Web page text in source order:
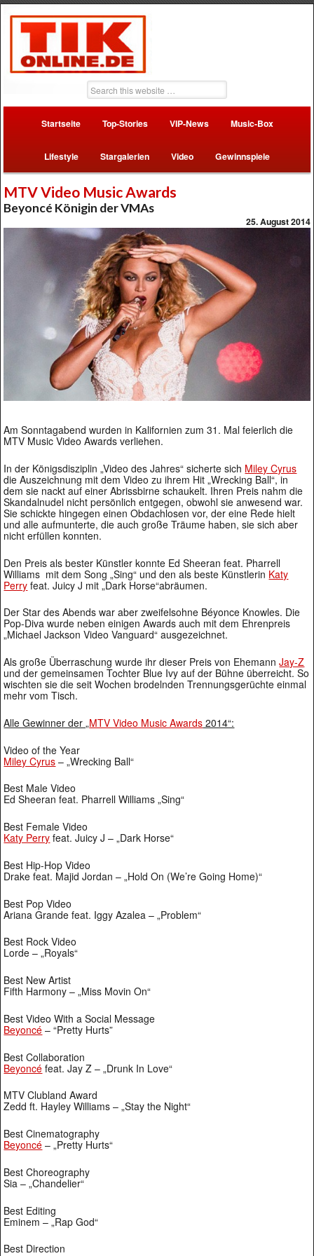
Startseite Top-Stories VIP-News Music-Box
Lifestyle Stargalerien Video Gewinnspiele
MTV Video Music Awards
Beyoncé Königin der VMAs
25. August 2014
Am Sonntagabend wurden in Kalifornien zum 31. Mal feierlich die
MTV Music Video Awards verliehen.
In der Königsdisziplin „Video des Jahres“ sicherte sich Miley Cyrus
die Auszeichnung mit dem Video zu ihrem Hit „Wrecking Ball“, in
dem sie nackt auf einer Abrissbirne schaukelt. Ihren Preis nahm die
Skandalnudel nicht persönlich entgegen, obwohl sie anwesend war.
Sie schickte hingegen einen Obdachlosen vor, der eine Rede hielt
und alle aufmunterte, die auch große Träume haben, sie sich aber
nicht erfüllen konnten.
Den Preis als bester Künstler konnte Ed Sheeran feat. Pharrell
Williams mit dem Song „Sing“ und den als beste Künstlerin Katy
Perry feat. Juicy J mit „Dark Horse“abräumen.
Der Star des Abends war aber zweifelsohne Béyonce Knowles. Die
Pop-Diva wurde neben einigen Awards auch mit dem Ehrenpreis
„Michael Jackson Video Vanguard“ ausgezeichnet.
Als große Überraschung wurde ihr dieser Preis von EhemannJay-Z
und der gemeinsamen Tochter Blue Ivy auf der Bühne überreicht. So
wischten sie die seit Wochen brodelnden Trennungsgerüchte einmal
mehr vom Tisch.
Alle Gewinner der „MTV Video Music Awards 2014“:
Video of the Year
Miley Cyrus – „Wrecking Ball“
Best Male Video
Ed Sheeran feat. Pharrell Williams „Sing“
Best Female Video
Katy Perry feat. Juicy J – „Dark Horse“
Best Hip-Hop Video
Drake feat. Majid Jordan – „Hold On (We’re Going Home)“
Best Pop Video
Ariana Grande feat. Iggy Azalea – „Problem“
Best Rock Video
Lorde – „Royals“
Best New Artist
Fifth Harmony – „Miss Movin On“
Best Video With a Social Message
Beyoncé – “Pretty Hurts”
Best Collaboration
Beyoncé feat. Jay Z – „Drunk In Love“
MTV Clubland Award
Zedd ft. Hayley Williams – „Stay the Night“
Best Cinematography
Beyoncé – „Pretty Hurts“
Best Choreography
Sia – „Chandelier“
Best Editing
Eminem – „Rap God“
Best Direction